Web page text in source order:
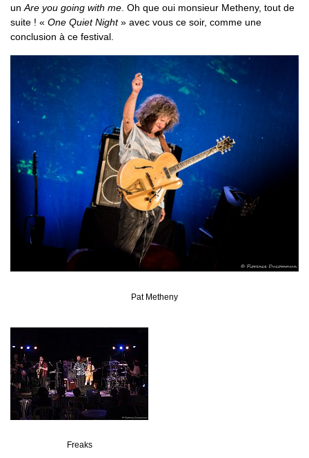
un Are you going with me . Oh que oui monsieur Metheny, tout de
suite ! « One Quiet Night» avec vous ce soir, comme une
conclusion à ce festival.
Pat Metheny
Freaks